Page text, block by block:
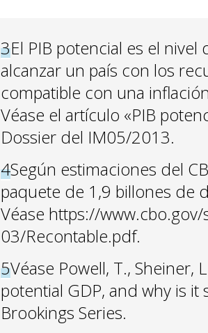
3El PIB potencial es el
alcanzar un país con los
compatible con una
Véase el artículo «PIB
Dossier del IM05/2013.
4Según estimaciones del
paquete de 1,9 billones de
Véase https://
03/Recontable.pdf.
5Véase Powell, T., Sheiner,
potential GDP, and why is
Brookings Series.